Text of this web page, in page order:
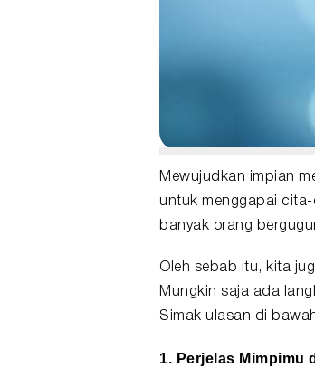
Mewujudkan impian
untuk menggapai cita-
banyak orang
Oleh sebab itu, kita
Mungkin saja ada
Simak ulasan di
1. Perjelas Mimpimu